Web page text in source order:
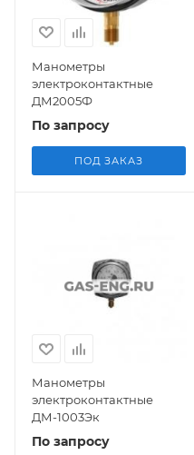
Манометры
электроконтактные
ДМ2005Ф
По запросу
ПОД ЗАКАЗ
Манометры
электроконтактные
ДМ-1003Эк
По запросу